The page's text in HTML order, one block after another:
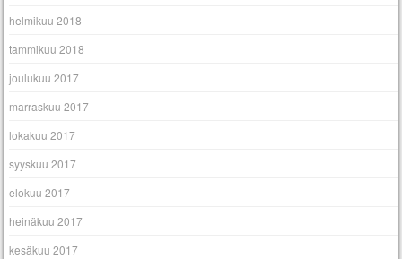
helmikuu 2018
tammikuu 2018
joulukuu 2017
marraskuu 2017
lokakuu 2017
syyskuu 2017
elokuu 2017
heinäkuu 2017
kesäkuu 2017